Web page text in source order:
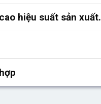
hiệu suất sản xuất.